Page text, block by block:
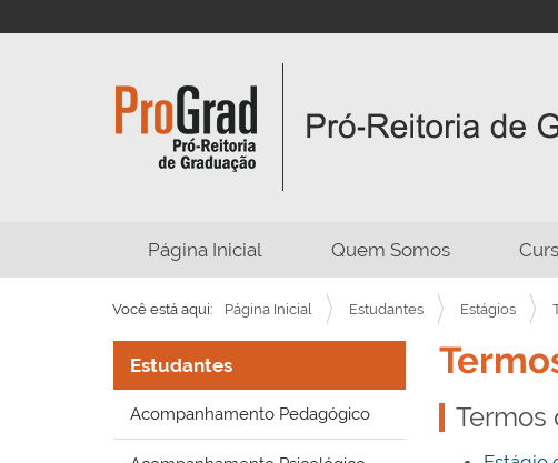
Página Inicial Quem Somos
Você está aqui: Página Inicial Estudantes Estágios
Estudantes
Acompanhamento Pedagógico Termos